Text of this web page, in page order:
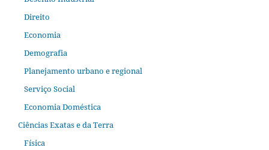
Direito
Economia
Demografia
Planejamento urbano e regional
Serviço Social
Economia Doméstica
Ciências Exatas e da Terra
Física